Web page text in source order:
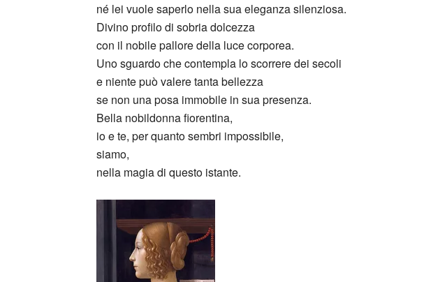
né lei vuole saperlo nella sua eleganza silenziosa.
Divino profilo di sobria dolcezza
con il nobile pallore della luce corporea.
Uno sguardo che contempla lo scorrere dei secoli
e niente può valere tanta bellezza
se non una posa immobile in sua presenza.
Bella nobildonna fiorentina,
io e te, per quanto sembri impossibile,
siamo,
nella magia di questo istante.